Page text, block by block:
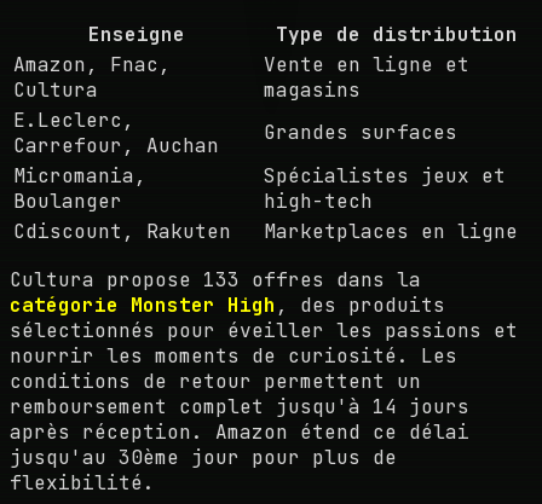
Enseigne
Type de distribution
Amazon, Fnac,
Cultura
Vente en ligne et
magasins
E.Leclerc,
Carrefour, Auchan
Grandes surfaces
Micromania,
Boulanger
Spécialistes jeux et
high-tech
Cdiscount, Rakuten
Marketplaces en ligne
Cultura propose 133 offres dans la
catégorie Monster High , des produits
sélectionnés pour éveiller les passions et
nourrir les moments de curiosité. Les
conditions de retour permettent un
remboursement complet jusqu'à 14 jours
après réception. Amazon étend ce délai
jusqu'au 30ème jour pour plus de
flexibilité.